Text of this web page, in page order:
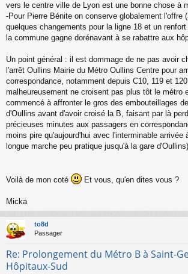
vers le centre ville de Lyon est une bonne chose à
-Pour Pierre Bénite on conserve globalement l'offre
quelques changements pour la ligne 18 et un
la commune gagne dorénavant à se rabattre aux
Un point général : il est dommage de ne pas avoir
l'arrêt Oullins Mairie du Métro Oullins Centre pour
correspondance, notamment depuis C10, 119 et
malheureusement ne croisent pas plus tôt le métro
commencé à affronter le gros des embouteillages
d'Oullins avant d'avoir croisé la B, faisant par là
précieuses minutes aux passagers en
moins pire qu'aujourd'hui avec l'interminable arrivée
longue marche peu pratique jusqu'à la gare
Voilà de mon coté Et vous, qu'en dites vous ?
Micka
to8d
Passager
Re: Prolongement du Métro B à Saint-
Hôpitaux-Sud